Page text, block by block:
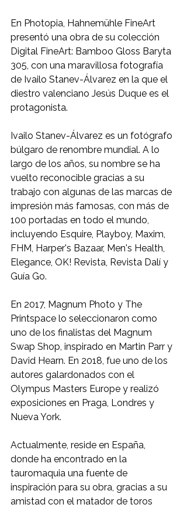
En Photopia, Hahnemühle FineArt
presentó una obra de su colección
Digital FineArt: Bamboo Gloss Baryta
305, con una maravillosa fotografía
de Ivailo Stanev-Álvarez en la que el
diestro valenciano Jesús Duque es el
protagonista.
Ivailo Stanev-Álvarez es un fotógrafo
búlgaro de renombre mundial. A lo
largo de los años, su nombre se ha
vuelto reconocible gracias a su
trabajo con algunas de las marcas de
impresión más famosas, con más de
100 portadas en todo el mundo,
incluyendo Esquire, Playboy, Maxim,
FHM, Harper's Bazaar, Men's Health,
Elegance, OK! Revista, Revista Dalí y
Guía Go.
En 2017, Magnum Photo y The
Printspace lo seleccionaron como
uno de los finalistas del Magnum
Swap Shop, inspirado en Martin Parr y
David Hearn. En 2018, fue uno de los
autores galardonados con el
Olympus Masters Europe y realizó
exposiciones en Praga, Londres y
Nueva York.
Actualmente, reside en España,
donde ha encontrado en la
tauromaquia una fuente de
inspiración para su obra, gracias a su
amistad con el matador de toros